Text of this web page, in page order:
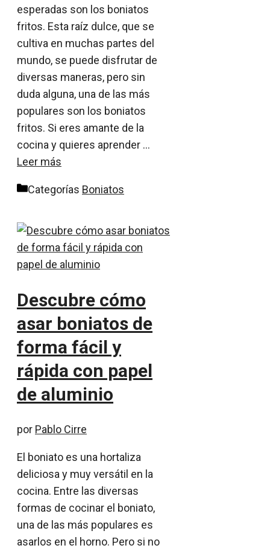
esperadas son los boniatos
fritos. Esta raíz dulce, que se
cultiva en muchas partes del
mundo, se puede disfrutar de
diversas maneras, pero sin
duda alguna, una de las más
populares son los boniatos
fritos. Si eres amante de la
cocina y quieres aprender …
Leer más
Categorías Boniatos
Descubre cómo
asar boniatos de
forma fácil y
rápida con papel
de aluminio
por Pablo Cirre
El boniato es una hortaliza
deliciosa y muy versátil en la
cocina. Entre las diversas
formas de cocinar el boniato,
una de las más populares es
asarlos en el horno. Pero si no